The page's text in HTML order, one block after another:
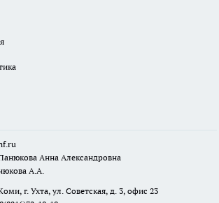
Анна Александровна
А.А.
г. Ухта, ул. Советская, д. 3, офис 23